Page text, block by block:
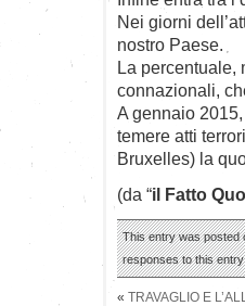
Nei giorni
nostro Paese.
La percentuale,
connazionali,
A gennaio
temere atti
Bruxelles) la
(da “il Fatto
This entry was posted
responses to this
« TRAVAGLIO E